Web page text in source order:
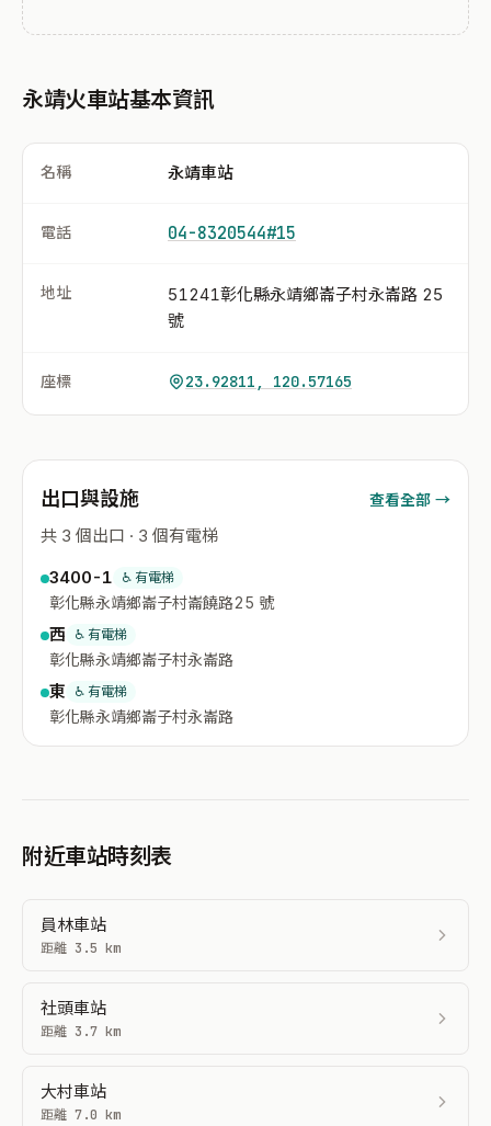
永靖火車站基本資訊
名稱 永靖車站
電話 04-8320544#15
地址
51241彰化縣永靖鄉崙子村永崙路 25
號
座標 23.92811, 120.57165
出口與設施 查看全部 →
共 3 個出口 · 3 個有電梯
3400-1
♿ 有電梯
彰化縣永靖鄉崙子村崙饒路25 號
西 ♿ 有電梯
彰化縣永靖鄉崙子村永崙路
東 ♿ 有電梯
彰化縣永靖鄉崙子村永崙路
附近車站時刻表
員林車站
距離 3.5 km
社頭車站
距離 3.7 km
大村車站
距離 7.0 km